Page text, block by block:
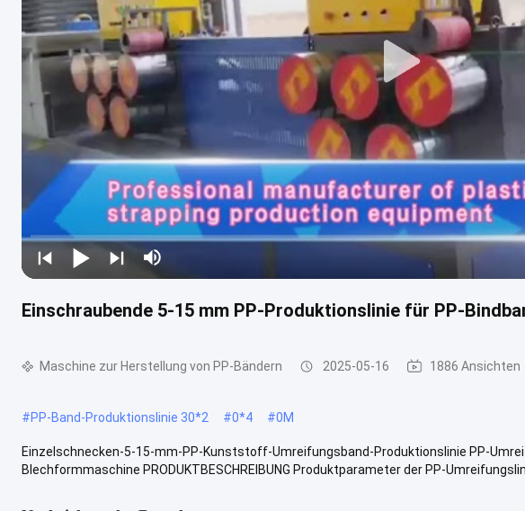
Einschraubende 5-15 mm PP-Produktionslinie für PP-
Maschine zur Herstellung von PP-Bändern 2025-05-16 1886 Ansichten
#PP-Band-Produktionslinie 30*2 #0*4 #0M
Einzelschnecken-5-15-mm-PP-Kunststoff-Umreifungsband-Produktionslinie PP-
Blechformmaschine PRODUKTBESCHREIBUNG Produktparameter der PP-